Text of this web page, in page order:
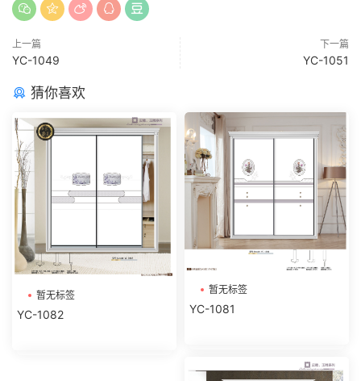
上一篇
YC-1049
下一篇
YC-1051
猜你喜欢
暂无标签
YC-1082
暂无标签
YC-1081